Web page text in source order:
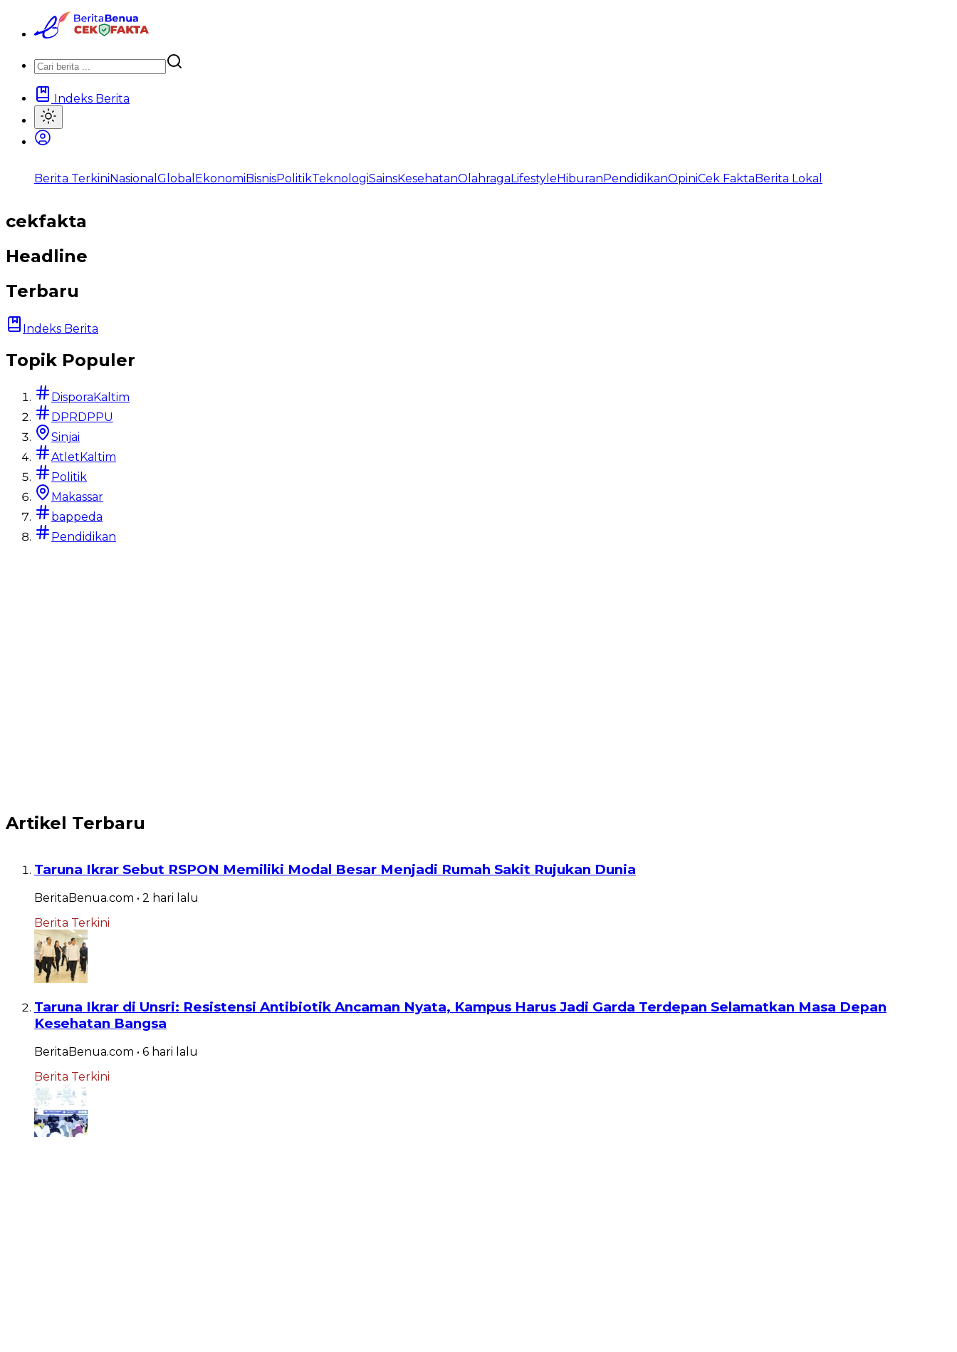
Indeks Berita
Berita TerkiniNasional Global EkonomiBisnisPolitikTeknologiSainsKesehatanOlahragaLifestyleHiburanPendidikanOpiniCek FaktaBerita Lokal
cekfakta
Headline
Terbaru
Indeks Berita
Topik Populer
DisporaKaltim
DPRDPPU
Sinjai
AtletKaltim
Politik
Makassar
bappeda
Pendidikan
Artikel Terbaru
Taruna Ikrar Sebut RSPON Memiliki Modal Besar Menjadi Rumah Sakit Rujukan Dunia
BeritaBenua.com • 2 hari lalu
Berita Terkini
Taruna Ikrar di Unsri: Resistensi Antibiotik Ancaman Nyata, Kampus Harus Jadi Garda Terdepan Selamatkan Masa Depan
Kesehatan Bangsa
BeritaBenua.com • 6 hari lalu
Berita Terkini